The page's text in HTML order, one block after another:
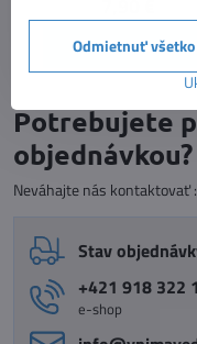
Do košíka
Potrebujete
objednávkou?
Neváhajte nás kontaktovať
Stav
+421 918 322
e-shop
Odmietnuť všetko